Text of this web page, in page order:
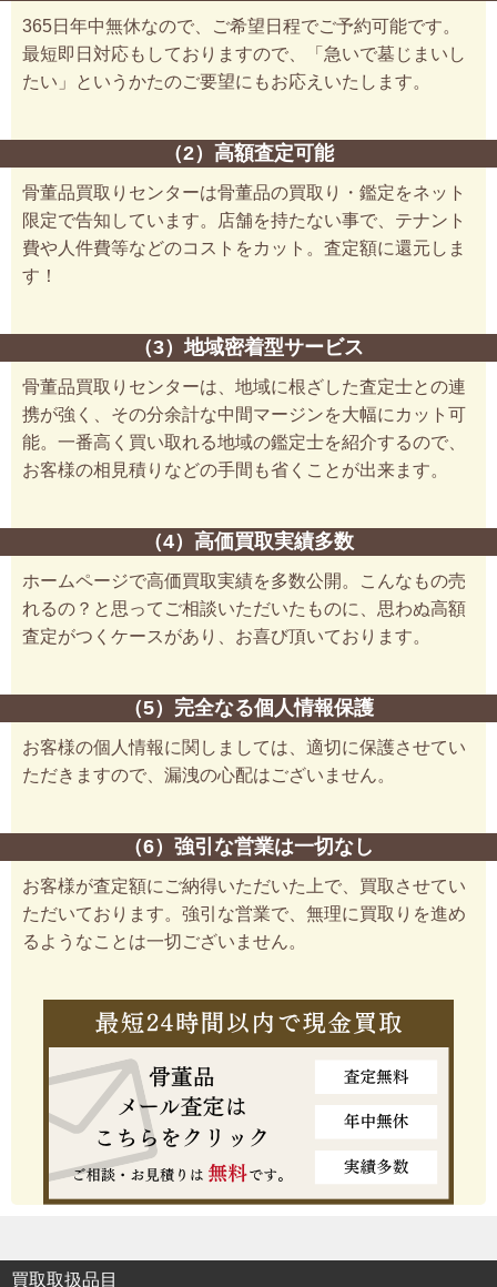
365日年中無休なので、ご希望日程でご予約可能です。
最短即日対応もしておりますので、「急いで墓じまいし
たい」というかたのご要望にもお応えいたします。
（2）高額査定可能
骨董品買取りセンターは骨董品の買取り・鑑定をネット
限定で告知しています。店舗を持たない事で、テナント
費や人件費等などのコストをカット。査定額に還元しま
す！
（3）地域密着型サービス
骨董品買取りセンターは、地域に根ざした査定士との連
携が強く、その分余計な中間マージンを大幅にカット可
能。一番高く買い取れる地域の鑑定士を紹介するので、
お客様の相見積りなどの手間も省くことが出来ます。
（4）高価買取実績多数
ホームページで高価買取実績を多数公開。こんなもの売
れるの？と思ってご相談いただいたものに、思わぬ高額
査定がつくケースがあり、お喜び頂いております。
（5）完全なる個人情報保護
お客様の個人情報に関しましては、適切に保護させてい
ただきますので、漏洩の心配はございません。
（6）強引な営業は一切なし
お客様が査定額にご納得いただいた上で、買取させてい
ただいております。強引な営業で、無理に買取りを進め
るようなことは一切ございません。
買取取扱品目